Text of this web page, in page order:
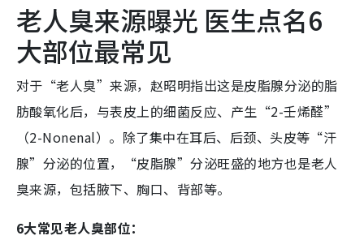
老人臭来源曝光 医生点名6
大部位最常见
对于“老人臭”来源，赵昭明指出这是皮脂腺分泌的脂
肪酸氧化后，与表皮上的细菌反应、产生“2-壬烯醛”
（2-Nonenal）。除了集中在耳后、后颈、头皮等“汗
腺”分泌的位置，“皮脂腺”分泌旺盛的地方也是老人
臭来源，包括腋下、胸口、背部等。
6大常见老人臭部位：